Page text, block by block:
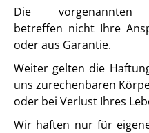
Die vorgenannten
betreffen nicht Ihre
oder aus Garantie.
Weiter gelten die
uns zurechenbaren
oder bei Verlust Ihres
Wir haften nur für